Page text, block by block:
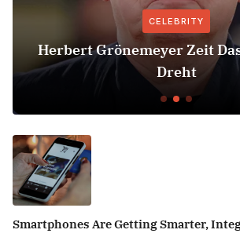
CELEBRITY
Herbert Grönemeyer Zeit
Dreht
Smartphones Are Getting Smarter,